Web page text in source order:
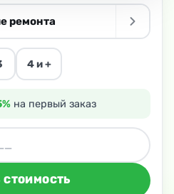
ремонта
4 и +
на первый заказ
СТОИМОСТЬ